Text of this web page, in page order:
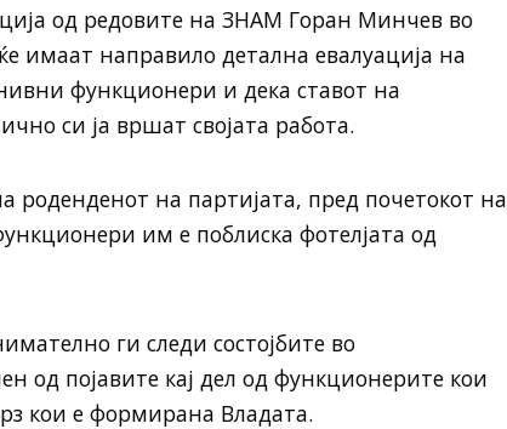
од редовите на ЗНАМ Горан Минчев во
имаат направило детална евалуација на
функционери и дека ставот на
си ја вршат својата работа.
роденденот на партијата, пред почетокот на
им е поблиска фотелјата од
ги следи состојбите во
од појавите кај дел од функционерите кои
кои е формирана Владата.